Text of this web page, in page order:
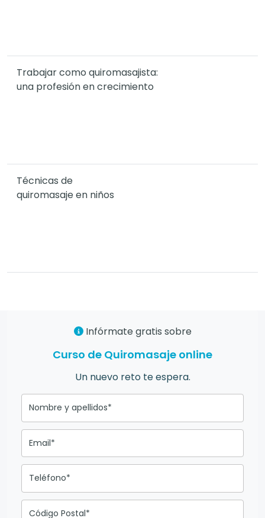
Trabajar como quiromasajista:
una profesión en crecimiento
Técnicas de
quiromasaje en niños
Infórmate gratis sobre
Curso de Quiromasaje online
Un nuevo reto te espera.
Nombre y apellidos*
Email*
Teléfono*
Código Postal*